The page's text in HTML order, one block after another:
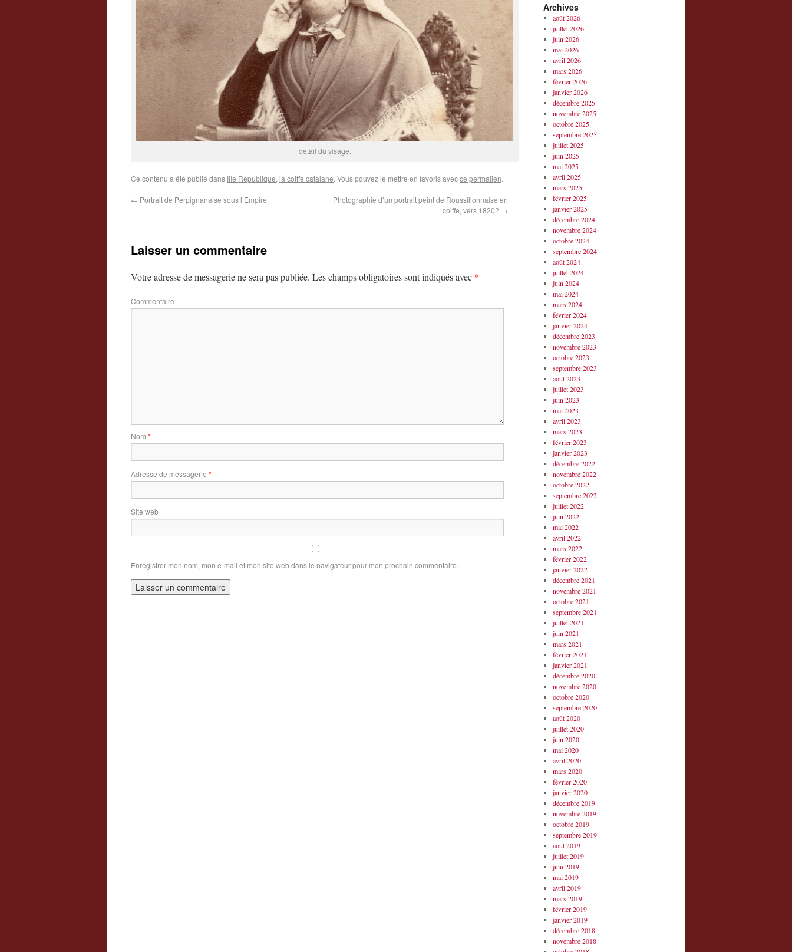
détail du visage.
Ce contenu a été publié dans IIIe République, la coiffe catalane. Vous pouvez le mettre en favoris avecce permalien.
← Portrait de Perpignanaise sous l’Empire.
Photographie d’un portrait peint de Roussillonnaise en
coiffe, vers 1820? →
Laisser un commentaire
Votre adresse de messagerie ne sera pas publiée. Les champs obligatoires sont indiqués avec *
Commentaire
Nom *
Adresse de messagerie *
Site web
Enregistrer mon nom, mon e-mail et mon site web dans le navigateur pour mon prochain commentaire.
Archives
août 2026
juillet 2026
juin 2026
mai 2026
avril 2026
mars 2026
février 2026
janvier 2026
décembre 2025
novembre 2025
octobre 2025
septembre 2025
juillet 2025
juin 2025
mai 2025
avril 2025
mars 2025
février 2025
janvier 2025
décembre 2024
novembre 2024
octobre 2024
septembre 2024
août 2024
juillet 2024
juin 2024
mai 2024
mars 2024
février 2024
janvier 2024
décembre 2023
novembre 2023
octobre 2023
septembre 2023
août 2023
juillet 2023
juin 2023
mai 2023
avril 2023
mars 2023
février 2023
janvier 2023
décembre 2022
novembre 2022
octobre 2022
septembre 2022
juillet 2022
juin 2022
mai 2022
avril 2022
mars 2022
février 2022
janvier 2022
décembre 2021
novembre 2021
octobre 2021
septembre 2021
juillet 2021
juin 2021
mars 2021
février 2021
janvier 2021
décembre 2020
novembre 2020
octobre 2020
septembre 2020
août 2020
juillet 2020
juin 2020
mai 2020
avril 2020
mars 2020
février 2020
janvier 2020
décembre 2019
novembre 2019
octobre 2019
septembre 2019
août 2019
juillet 2019
juin 2019
mai 2019
avril 2019
mars 2019
février 2019
janvier 2019
décembre 2018
novembre 2018